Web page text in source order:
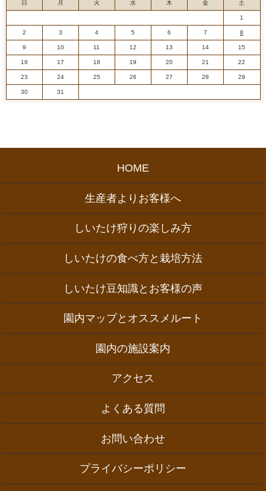
日 月 火 水 木 金 土
1
2 3 4 5 6 7 8
9 10 11 12 13 14 15
16 17 18 19 20 21 22
23 24 25 26 27 28 29
30 31
HOME
生産者よりお客様へ
しいたけ狩りの楽しみ方
しいたけの食べ方と栽培方法
しいたけ豆知識とお客様の声
園内マップとオススメルート
園内の施設案内
アクセス
よくある質問
お問い合わせ
プライバシーポリシー